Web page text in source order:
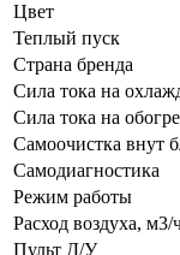
Цвет
Теплый пуск
Страна бренда
Сила тока на
Сила тока на
Самоочистка внут
Самодиагностика
Режим работы
Расход воздуха, м3/
Пульт Д/У